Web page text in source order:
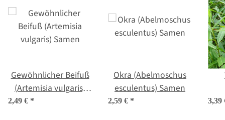
Gewöhnlicher Beifuß
(Artemisia vulgaris)
2,49 € *
Okra (Abelmoschus
esculentus) Samen
2,59 € * 3,39